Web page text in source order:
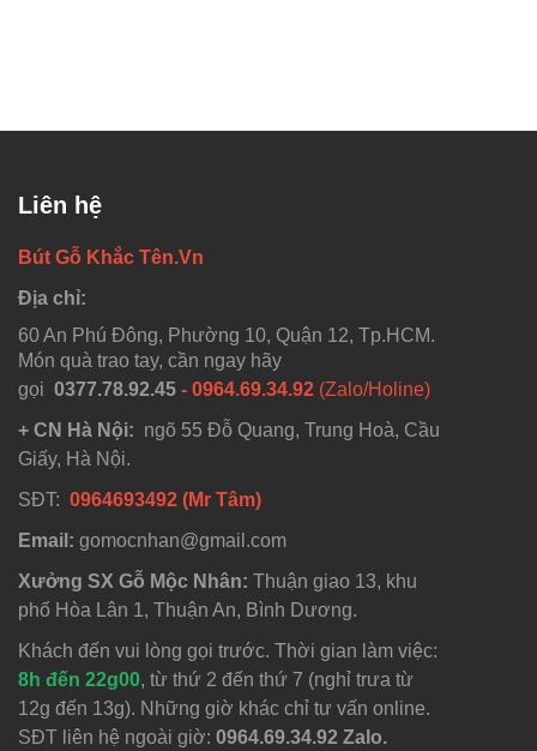
Liên hệ
Bút Gỗ Khắc Tên.Vn
Địa chỉ:
60 An Phú Đông, Phường 10, Quận 12, Tp.HCM.
Món quà trao tay, cần ngay hãy
gọi 0377.78.92.45 - 0964.69.34.92 (Zalo/Holine)
+ CN Hà Nội: ngõ 55 Đỗ Quang, Trung Hoà, Cầu
Giấy, Hà Nội.
SĐT: 0964693492 (Mr Tâm)
Email: gomocnhan@gmail.com
Xưởng SX Gỗ Mộc Nhân: Thuận giao 13, khu
phố Hòa Lân 1, Thuận An, Bình Dương.
Khách đến vui lòng gọi trước. Thời gian làm việc:
8h đến 22g00, từ thứ 2 đến thứ 7 (nghỉ trưa từ
12g đến 13g). Những giờ khác chỉ tư vấn online.
SĐT liên hệ ngoài giờ: 0964.69.34.92 Zalo.